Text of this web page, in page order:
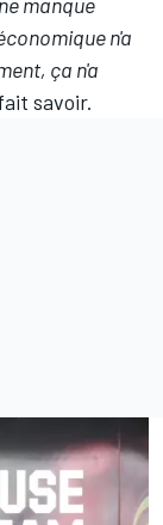
n'a
ça n'a
savoir.